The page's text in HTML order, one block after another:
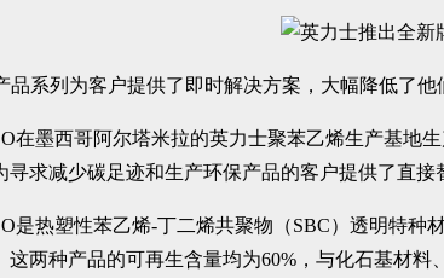
品系列为客户提供了即时解决方案，大幅降低了
在墨西哥阿尔塔米拉的英力士聚苯乙烯生产基
求减少碳足迹和生产环保产品的客户提供了直接
是热塑性苯乙烯-丁二烯共聚物（SBC）透明特
两种产品的可再生含量均为60%，与化石基材料